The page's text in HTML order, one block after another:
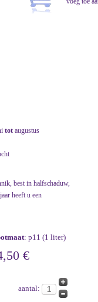
tot augustus
best in halfschaduw,
heeft u een
: p11 (1 liter)
€
aantal: